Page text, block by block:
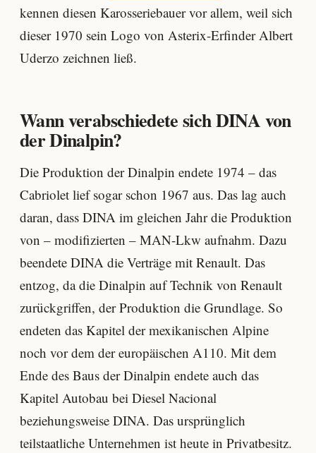
kennen diesen Karosseriebauer vor allem, weil sich
dieser 1970 sein Logo von Asterix-Erfinder Albert
Uderzo zeichnen ließ.
Wann verabschiedete sich DINA von
der Dinalpin?
Die Produktion der Dinalpin endete 1974 – das
Cabriolet lief sogar schon 1967 aus. Das lag auch
daran, dass DINA im gleichen Jahr die Produktion
von – modifizierten – MAN-Lkw aufnahm. Dazu
beendete DINA die Verträge mit Renault. Das
entzog, da die Dinalpin auf Technik von Renault
zurückgriffen, der Produktion die Grundlage. So
endeten das Kapitel der mexikanischen Alpine
noch vor dem der europäischen A110. Mit dem
Ende des Baus der Dinalpin endete auch das
Kapitel Autobau bei Diesel Nacional
beziehungsweise DINA. Das ursprünglich
teilstaatliche Unternehmen ist heute in Privatbesitz.